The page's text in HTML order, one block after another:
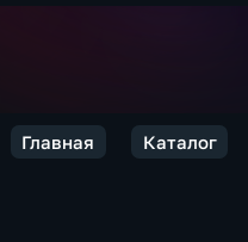
Главная Каталог